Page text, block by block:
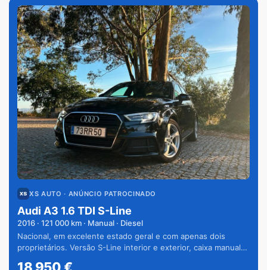
XS AUTO · ANÚNCIO PATROCINADO
Audi A3 1.6 TDI S-Line
2016 · 121 000 km · Manual · Diesel
Nacional, em excelente estado geral e com apenas dois
proprietários. Versão S-Line interior e exterior, caixa manual